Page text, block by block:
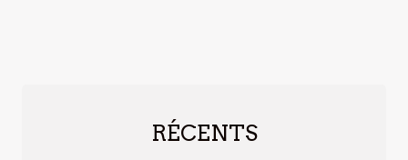
RÉCENTS